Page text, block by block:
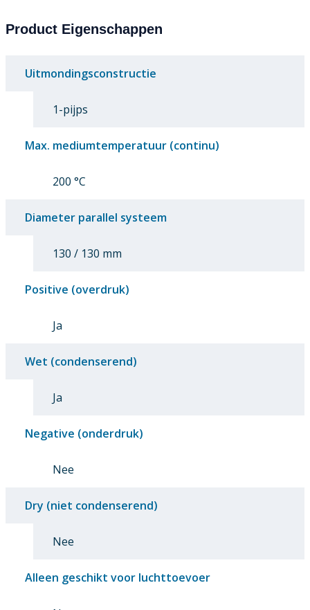
Product Eigenschappen
Uitmondingsconstructie
1-pijps
Max. mediumtemperatuur (continu)
200 °C
Diameter parallel systeem
130 / 130 mm
Positive (overdruk)
Ja
Wet (condenserend)
Ja
Negative (onderdruk)
Nee
Dry (niet condenserend)
Nee
Alleen geschikt voor luchttoevoer